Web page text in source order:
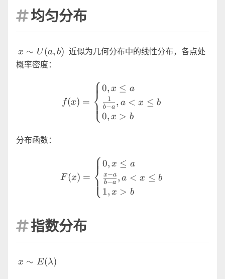
均匀分布
x \sim
U(a,b)
x ∼ U(a, b) 近似为几何分布中的线性分布，各点处
概率密度：
f(x)= \begin{cases} 0,x
f(x) = ⎩
⎨⎧0, x ≤ a
b−a
1 , a < x ≤ b
0, x > b
分布函数：
F(x)= \begin{cases} 0,x
F(x) = ⎩
⎨⎧0, x ≤ a
b−a
x−a , a < x ≤ b
1, x > b
指数分布
x \sim
x ∼ E(λ)